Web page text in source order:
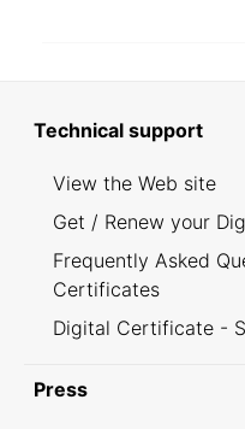
Technical support
View the Web site
Get / Renew your
Frequently Asked
Certificates
Digital Certificate -
Press